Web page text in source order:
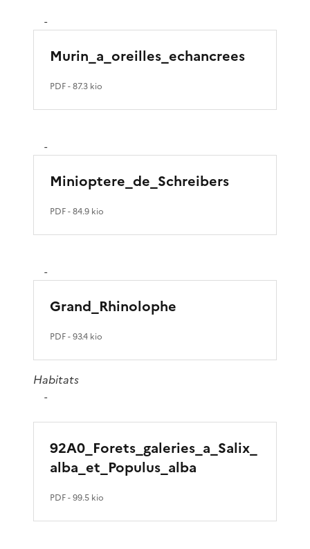
-
Murin_a_oreilles_echancrees
PDF- 87.3 kio
-
Minioptere_de_Schreibers
PDF- 84.9 kio
-
Grand_Rhinolophe
PDF- 93.4 kio
Habitats
-
92A0_Forets_galeries_a_Salix_
alba_et_Populus_alba
PDF- 99.5 kio